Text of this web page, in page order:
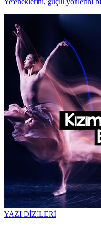
Yeteneklerini, güçlü yönlerini bil
YAZI DİZİLERİ